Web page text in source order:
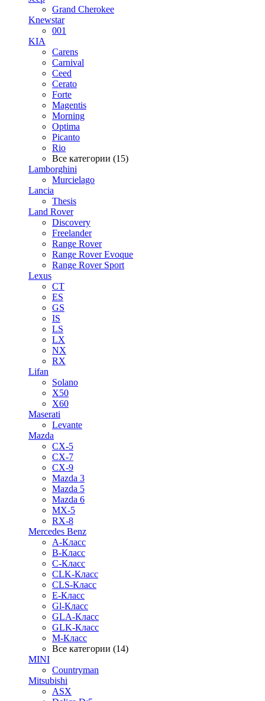
Grand Cherokee
Knewstar
001
KIA
Carens
Carnival
Ceed
Cerato
Forte
Magentis
Morning
Optima
Picanto
Rio
Все категории (15)
Lamborghini
Murcielago
Lancia
Thesis
Land Rover
Discovery
Freelander
Range Rover
Range Rover Evoque
Range Rover Sport
Lexus
CT
ES
GS
IS
LS
LX
NX
RX
Lifan
Solano
X50
X60
Maserati
Levante
Mazda
CX-5
CX-7
CX-9
Mazda 3
Mazda 5
Mazda 6
MX-5
RX-8
Mercedes Benz
A-Класс
B-Класс
C-Класс
CLK-Класс
CLS-Класс
E-Класс
Gl-Класс
GLA-Класс
GLK-Класс
M-Класс
Все категории (14)
MINI
Countryman
Mitsubishi
ASX